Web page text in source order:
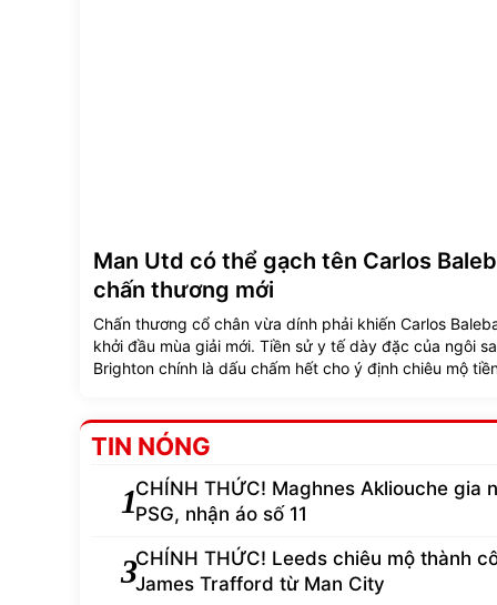
Man Utd có thể gạch tên Carlos
chấn thương mới
Chấn thương cổ chân vừa dính phải khiến Carlos
khởi đầu mùa giải mới. Tiền sử y tế dày đặc của ngôi
Brighton chính là dấu chấm hết cho ý định chiêu mộ
TIN NÓNG
1CHÍNH THỨC! Maghnes Akliouche gia
PSG, nhận áo số 11
3CHÍNH THỨC! Leeds chiêu mộ thành
James Trafford từ Man City